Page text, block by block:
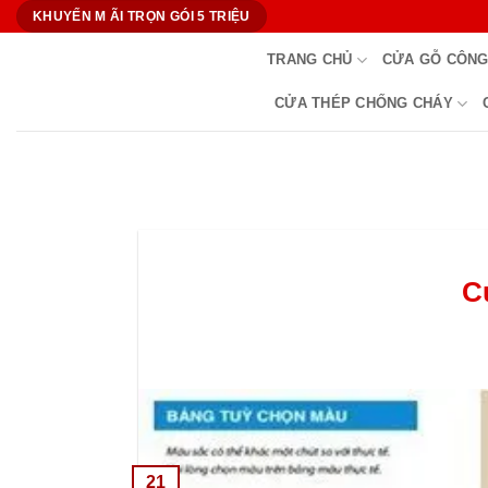
Bỏ
KHUYẾN M ÃI TRỌN GÓI 5 TRIỆU
TRANG CHỦ CỬA GỖ
CỬA THÉP CHỐNG CHÁY
21